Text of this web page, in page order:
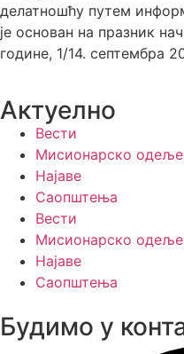
делатношћу путем
је основан на празник
године, 1/14. септембра
Актуелно
Вести
Мисионарско
Најаве
Саопштења
Вести
Мисионарско
Најаве
Саопштења
Будимо у